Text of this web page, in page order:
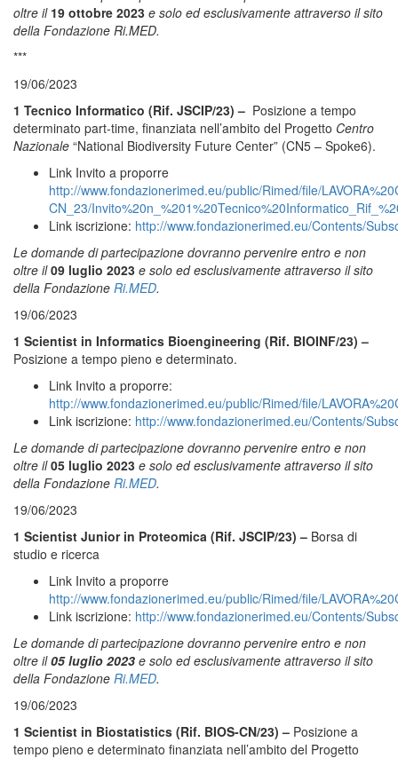
oltre il 19 ottobre 2023 e solo ed esclusivamente attraverso il sito
della Fondazione Ri.MED.
***
19/06/2023
1 Tecnico Informatico (Rif. JSCIP/23) – Posizione a tempo
determinato part-time, finanziata nell’ambito del Progetto Centro
Nazionale “National Biodiversity Future Center” (CN5 – Spoke6).
Link Invito a proporre
http://www.fondazionerimed.eu/public/Rimed/file/
CN_23/
Link iscrizione: http://www.fondazionerimed.eu/Contents/
Le domande di partecipazione dovranno pervenire entro e non
oltre il09 luglio 2023 e solo ed esclusivamente attraverso il sito
della Fondazione Ri.MED.
19/06/2023
1 Scientist in Informatics Bioengineering (Rif. BIOINF/23) –
Posizione a tempo pieno e determinato.
Link Invito a proporre:
http://www.fondazionerimed.eu/public/Rimed/file/
Link iscrizione: http://www.fondazionerimed.eu/Contents/
Le domande di partecipazione dovranno pervenire entro e non
oltre il05 luglio 2023 e solo ed esclusivamente attraverso il sito
della Fondazione Ri.MED.
19/06/2023
1 Scientist Junior in Proteomica (Rif. JSCIP/23) – Borsa di
studio e ricerca
Link Invito a proporre
http://www.fondazionerimed.eu/public/Rimed/file/
Link iscrizione: http://www.fondazionerimed.eu/Contents/
Le domande di partecipazione dovranno pervenire entro e non
oltre il05 luglio 2023 e solo ed esclusivamente attraverso il sito
della Fondazione Ri.MED.
19/06/2023
1 Scientist in Biostatistics (Rif. BIOS-CN/23) – Posizione a
tempo pieno e determinato finanziata nell’ambito del Progetto